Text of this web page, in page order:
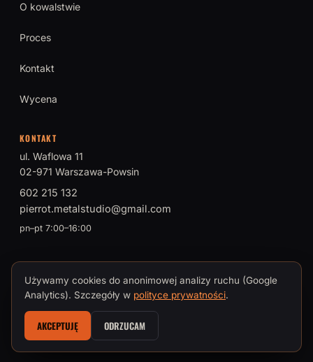
O kowalstwie
Proces
Kontakt
Wycena
KONTAKT
ul. Waflowa 11
02-971 Warszawa-Powsin
602 215 132
pierrot.metalstudio@gmail.com
pn–pt 7:00–16:00
© 2026 PIERROT Metal Studio · Tomasz Brokman, Mistrz Sztuki
Polityka prywatności i cookies
Używamy cookies do anonimowej analizy ruchu (Google
Analytics). Szczegóły w polityce prywatności.
AKCEPTUJĘ ODRZUCAM